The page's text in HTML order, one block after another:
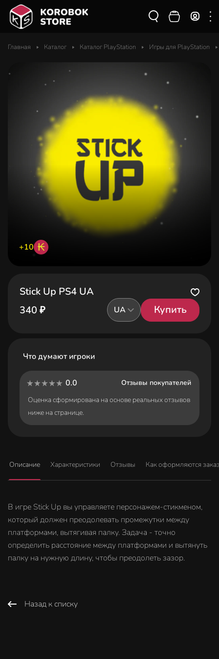
Главная Каталог Каталог PlayStation Игры для PlayStation
+10 ₭
Stick Up PS4 UA
340 ₽
UA Купить
Что думают игроки
0.0
Отзывы покупателей
Оценка сформирована на основе реальных отзывов
ниже на странице.
Описание Характеристики Отзывы Как оформляются
В игре Stick Up вы управляете персонажем-стикменом,
который должен преодолевать промежутки между
платформами, вытягивая палку. Задача - точно
определить расстояние между платформами и вытянуть
палку на нужную длину, чтобы преодолеть зазор.
Назад к списку